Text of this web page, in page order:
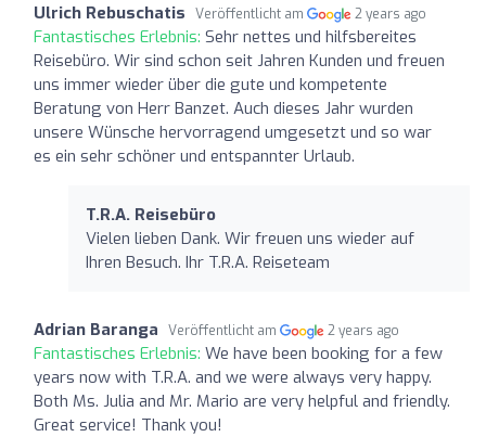
Ulrich Rebuschatis Veröffentlicht am 2 years ago
Fantastisches Erlebnis: Sehr nettes und hilfsbereites
Reisebüro. Wir sind schon seit Jahren Kunden und freuen
uns immer wieder über die gute und kompetente
Beratung von Herr Banzet. Auch dieses Jahr wurden
unsere Wünsche hervorragend umgesetzt und so war
es ein sehr schöner und entspannter Urlaub.
T.R.A. Reisebüro
Vielen lieben Dank. Wir freuen uns wieder auf
Ihren Besuch. Ihr T.R.A. Reiseteam
Adrian Baranga Veröffentlicht am 2 years ago
Fantastisches Erlebnis: We have been booking for a few
years now with T.R.A. and we were always very happy.
Both Ms. Julia and Mr. Mario are very helpful and friendly.
Great service! Thank you!